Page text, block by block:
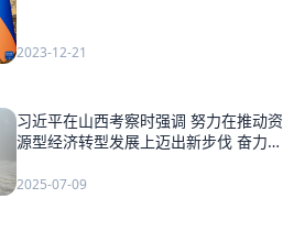
2023-12-21
习近平在山西考察时强调 努力在推动资
源型经济转型发展上迈出新步伐 奋力谱
2025-07-09